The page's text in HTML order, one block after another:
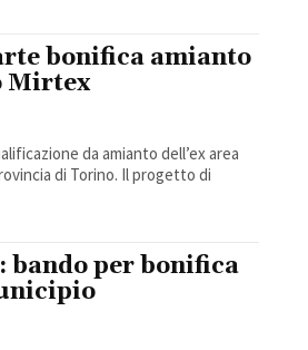
bonifica amianto
Mirtex
da amianto dell’ex area
di Torino. Il progetto di
bando per bonifica